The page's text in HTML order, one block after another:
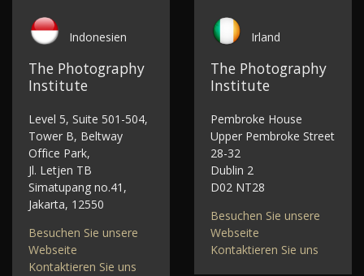
Indonesien
The Photography
Institute
Level 5, Suite 501-504,
Tower B, Beltway
Office Park,
Jl. Letjen TB
Simatupang no.41,
Jakarta, 12550
Besuchen Sie unsere
Webseite
Kontaktieren Sie uns
Irland
The Photography
Institute
Pembroke House
Upper Pembroke Street
28-32
Dublin 2
D02 NT28
Besuchen Sie unsere
Webseite
Kontaktieren Sie uns